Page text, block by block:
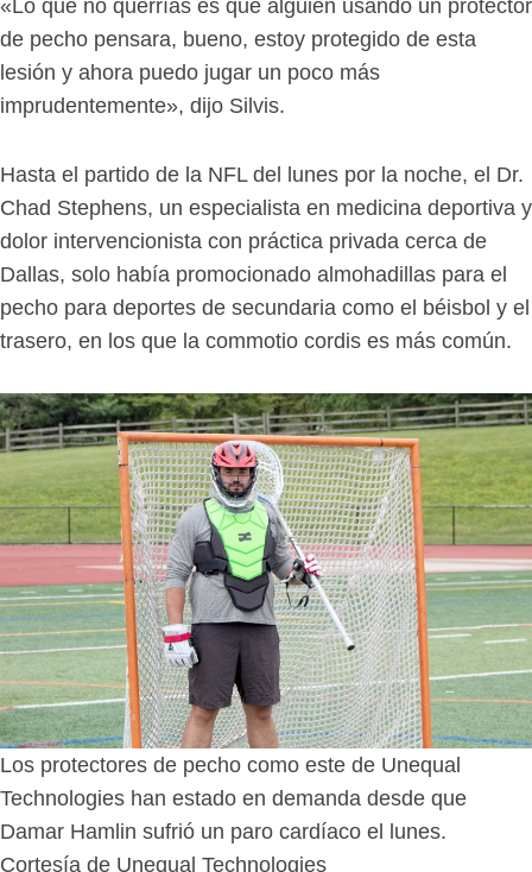
«Lo que no querrías es que alguien usando un protector
de pecho pensara, bueno, estoy protegido de esta
lesión y ahora puedo jugar un poco más
imprudentemente», dijo Silvis.
Hasta el partido de la NFL del lunes por la noche, el Dr.
Chad Stephens, un especialista en medicina deportiva y
dolor intervencionista con práctica privada cerca de
Dallas, solo había promocionado almohadillas para el
pecho para deportes de secundaria como el béisbol y el
trasero, en los que la commotio cordis es más común.
Los protectores de pecho como este de Unequal
Technologies han estado en demanda desde que
Damar Hamlin sufrió un paro cardíaco el lunes.
Cortesía de Unequal Technologies